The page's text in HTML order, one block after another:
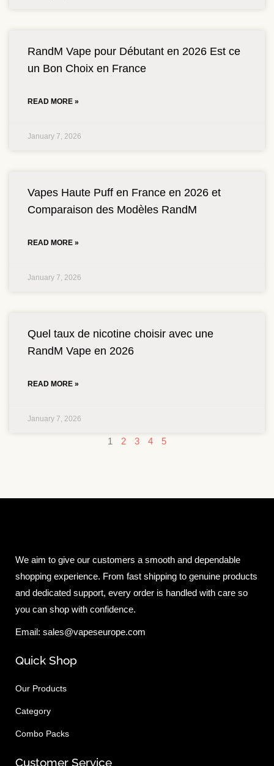
RandM Vape pour Débutant en 2026 Est ce
un Bon Choix en France
READ MORE »
January 7, 2026
Vapes Haute Puff en France en 2026 et
Comparaison des Modèles RandM
READ MORE »
January 7, 2026
Quel taux de nicotine choisir avec une
RandM Vape en 2026
READ MORE »
January 7, 2026
1 2 3 4 5
We aim to give our customers a smooth and dependable
shopping experience. From fast shipping to genuine products
and dedicated support, every order is handled with care so
you can shop with confidence.
Email: sales@vapeseurope.com
Quick Shop
Our Products
Category
Combo Packs
Customer Service